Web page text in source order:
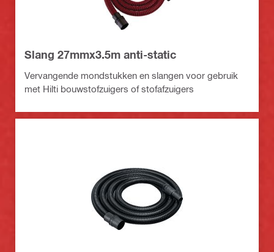
Slang 27mmx3.5m anti-static
Vervangende mondstukken en slangen voor gebruik
met Hilti bouwstofzuigers of stofafzuigers